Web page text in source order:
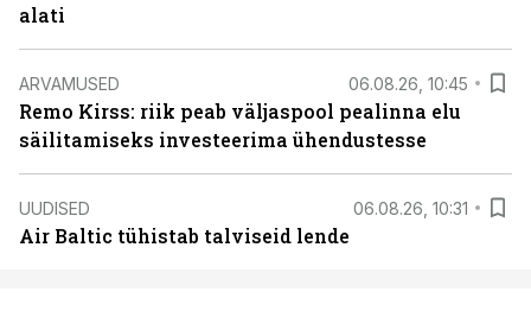
alati
ARVAMUSED 06.08.26, 10:45
Remo Kirss: riik peab väljaspool pealinna elu
säilitamiseks investeerima ühendustesse
UUDISED 06.08.26, 10:31
Air Baltic tühistab talviseid lende